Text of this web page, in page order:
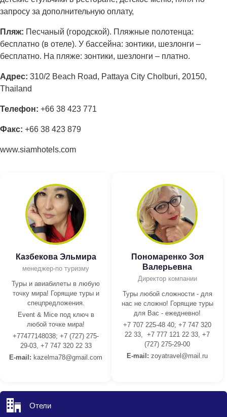
запросу за дополнительную оплату,
Пляж: Песчаный (городской). Пляжные полотенца:
бесплатно (в отеле). У бассейна: зонтики, шезлонги –
бесплатно. На пляже: зонтики, шезлонги – платно.
Адрес: 310/2 Beach Road, Pattaya City Cholburi, 20150,
Thailand
Телефон: +66 38 423 771
Факс: +66 38 423 879
www.siamhotels.com
Казбекова Эльмира
менеджер-по туризму
Туры и авиабилеты в любую
точку мира! Горящие туры и
спецпредложения.
Event & Mice под ключ в
любой точке мира!
+77477148038; +7 (727) 275-
29-03, +7 747 320 22 33
E-mail: kazelma78@gmail.com
Пономаренко Зоя
Валерьевна
Директор компании
Туры любой сложности - для
нас не сложно! Горящие туры
для Вас - ежедневно!
+7 707 225-48 40; +7 747 320
22 33, +7 777 121 22 33, +7
(727) 275-29-00
E-mail: zoyatravel@mail.ru
Отели